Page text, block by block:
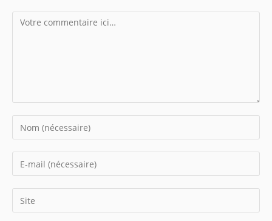
Comment
Enter
your
name
comment
Enter
your
email
address
Saisir
l’URL